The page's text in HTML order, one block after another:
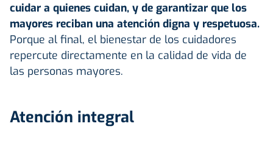
cuidar a quienes cuidan, y de garantizar que los
mayores reciban una atención digna y respetuosa.
Porque al final, el bienestar de los cuidadores
repercute directamente en la calidad de vida de
las personas mayores.
Atención integral